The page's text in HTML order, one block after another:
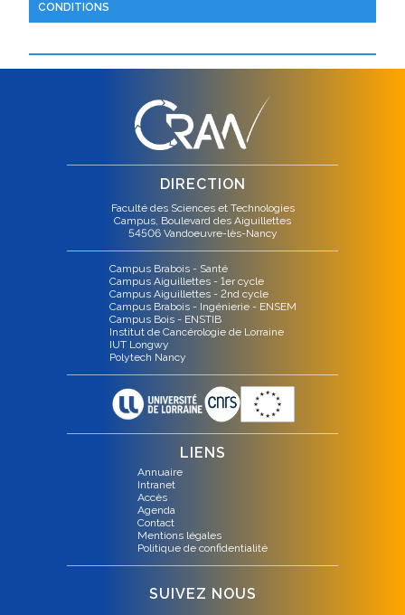
CONDITIONS
DIRECTION
Faculté des Sciences et Technologies
Campus, Boulevard des Aiguillettes
54506 Vandoeuvre-lès-Nancy
Campus Brabois - Santé
Campus Aiguillettes - 1er cycle
Campus Aiguillettes - 2nd cycle
Campus Brabois - Ingénierie - ENSEM
Campus Bois - ENSTIB
Institut de Cancérologie de Lorraine
IUT Longwy
Polytech Nancy
LIENS
Annuaire
Intranet
Accès
Agenda
Contact
Mentions légales
Politique de confidentialité
SUIVEZ NOUS